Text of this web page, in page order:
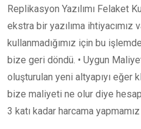
Replikasyon Yazılımı Felaket
ekstra bir yazılıma ihtiyacımız
kullanmadığımız için bu
bize geri döndü. • Uygun
oluşturulan yeni altyapıyı eğer
bize maliyeti ne olur diye
3 katı kadar harcama